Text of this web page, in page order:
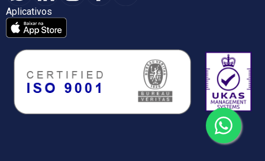
Aplicativos